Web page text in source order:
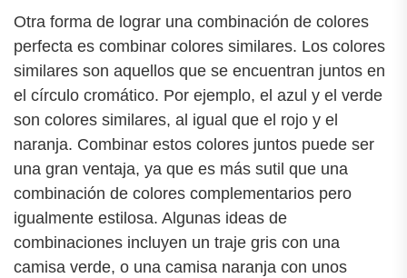
Otra forma de lograr una combinación de colores
perfecta es combinar colores similares. Los colores
similares son aquellos que se encuentran juntos en
el círculo cromático. Por ejemplo, el azul y el verde
son colores similares, al igual que el rojo y el
naranja. Combinar estos colores juntos puede ser
una gran ventaja, ya que es más sutil que una
combinación de colores complementarios pero
igualmente estilosa. Algunas ideas de
combinaciones incluyen un traje gris con una
camisa verde, o una camisa naranja con unos